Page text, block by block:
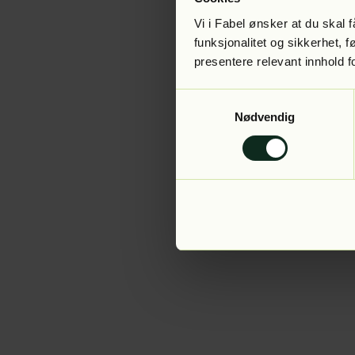
Vi i Fabel ønsker at du skal
funksjonalitet og sikkerhet,
presentere relevant innhold
Nødvendig
Application